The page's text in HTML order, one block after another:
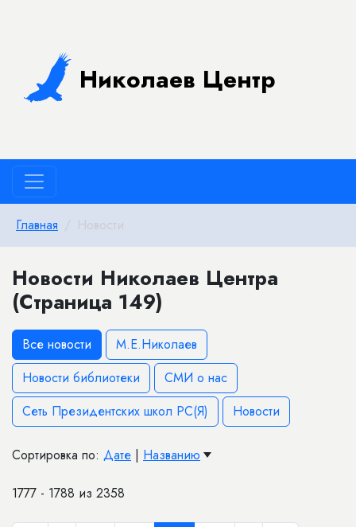
Николаев Центр
Главная Новости
Новости Николаев Центра
(Страница 149)
Все новости
М.Е.Николаев
Новости библиотеки
СМИ о нас
Сеть Президентских школ РС(Я)
Новости
Сортировка по: Дате | Названию
1777 - 1788 из 2358